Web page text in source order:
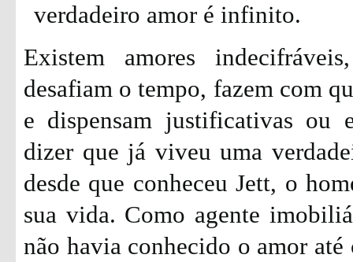
verdadeiro amor é infinito.
Existem amores
desafiam o tempo, fazem com
e dispensam justificativas ou
dizer que já viveu uma
desde que conheceu Jett, o
sua vida. Como agente
não havia conhecido o amor